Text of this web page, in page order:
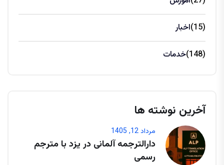
اخبار (15)
خدمات (148)
آخرین نوشته ها
مرداد 12, 1405
دارالترجمه آلمانی در یزد با مترجم
رسمی